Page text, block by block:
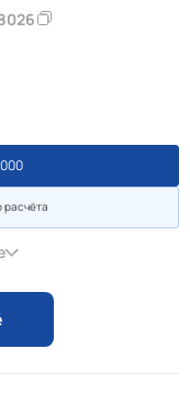
расчёта